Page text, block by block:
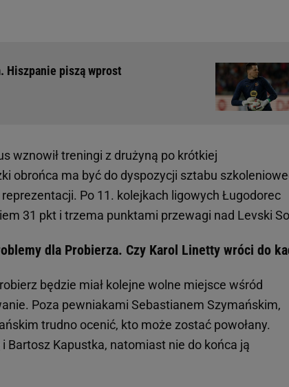
Hiszpanie piszą wprost
wznowił treningi z drużyną po krótkiej
obrońca ma być do dyspozycji sztabu
Po 11. kolejkach ligowych Ługodorec
31 pkt i trzema punktami przewagi nad Levski
dla Probierza. Czy Karol Linetty wróci do
będzie miał kolejne wolne miejsce wśród
Poza pewniakami Sebastianem Szymańskim,
trudno ocenić, kto może zostać powołany.
i Bartosz Kapustka, natomiast nie do końca ją